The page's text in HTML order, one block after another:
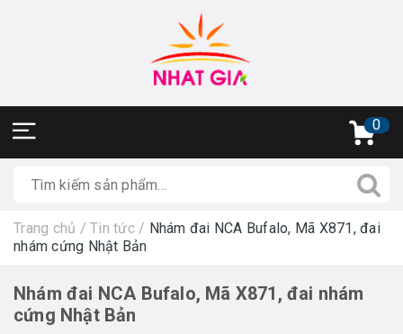
0
Trang chủ / Tin tức / Nhám đai NCA Bufalo, Mã X871, đai
nhám cứng Nhật Bản
Nhám đai NCA Bufalo, Mã X871, đai nhám
cứng Nhật Bản